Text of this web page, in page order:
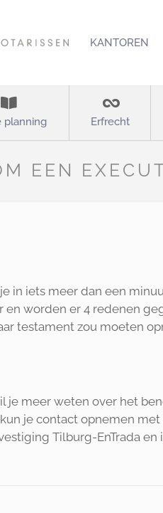
KANTOREN
planning Erfrecht
EEN
in iets meer dan een
en worden er 4 redenen
testament zou moeten
il je meer weten over het
kun je contact opnemen met
Tilburg-EnTrada en